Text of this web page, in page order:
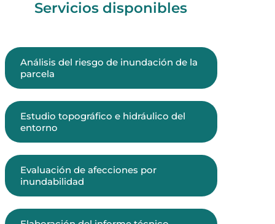
Servicios disponibles
Análisis del riesgo de inundación de la
parcela
Estudio topográfico e hidráulico del
entorno
Evaluación de afecciones por
inundabilidad